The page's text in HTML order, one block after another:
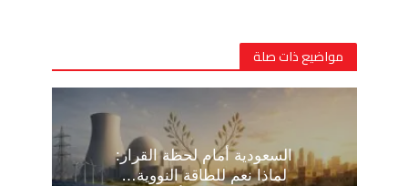
مواضيع ذات صلة
السعودية أمام لحظة القرار:
لماذا نعم للطاقة النووية…